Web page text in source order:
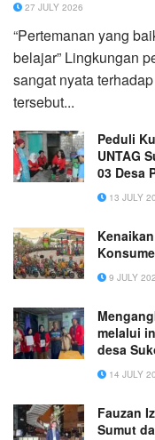
27 JULY 2026
“Pertemanan yang
belajar” Lingkungan
sangat nyata
tersebut...
Peduli
UNTAG
03 Desa
13 JULY
9 JULY
melalui
desa
14 JULY
Fauzan
Sumut